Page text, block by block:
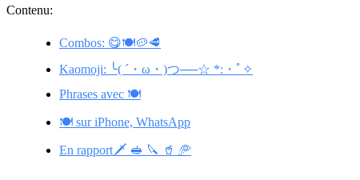
Contenu:
Combos: 😋🍽️🥔🥩
Kaomoji: ╰( ´・ω・)つ──☆ *:・ﾟ✧
Phrases avec 🍽️
🍽️ sur iPhone, WhatsApp
En rapport🗡️ 🥪 🔪 🥤 🥏